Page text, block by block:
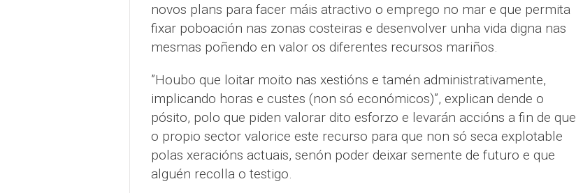
novos plans para facer máis atractivo o emprego no mar e que permita
fixar poboación nas zonas costeiras e desenvolver unha vida digna nas
mesmas poñendo en valor os diferentes recursos mariños.
”Houbo que loitar moito nas xestións e tamén administrativamente,
implicando horas e custes (non só económicos)”, explican dende o
pósito, polo que piden valorar dito esforzo e levarán accións a fin de que
o propio sector valorice este recurso para que non só seca explotable
polas xeracións actuais, senón poder deixar semente de futuro e que
alguén recolla o testigo.